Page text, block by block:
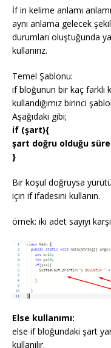
İf in kelime anlamı
aynı anlama gelecek
durumları oluştuğunda
kullanırız.
Temel Şablonu:
if bloğunun bir kaç farklı
kullandığımız birinci
Aşağıdaki gibi;
if (şart){
şart doğru olduğu
}
Bir koşul doğruysa
için if ifadesini kullanın.
örnek: iki adet sayıyı
Else kullanımı:
else if bloğundaki şart
kullanılır.